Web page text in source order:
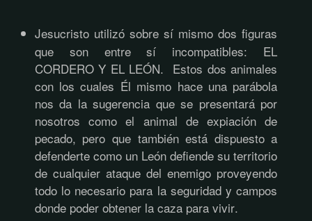
Jesucristo utilizó sobre sí mismo dos figuras
que son entre sí incompatibles: EL
CORDERO Y EL LEÓN. Estos dos animales
con los cuales Él mismo hace una parábola
nos da la sugerencia que se presentará por
nosotros como el animal de expiación de
pecado, pero que también está dispuesto a
defenderte como un León defiende su territorio
de cualquier ataque del enemigo proveyendo
todo lo necesario para la seguridad y campos
donde poder obtener la caza para vivir.